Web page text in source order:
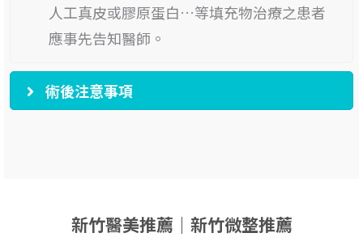
人工真皮或膠原蛋白…等填充物治療之患者
應事先告知醫師。
術後注意事項
新竹醫美推薦｜新竹微整推薦